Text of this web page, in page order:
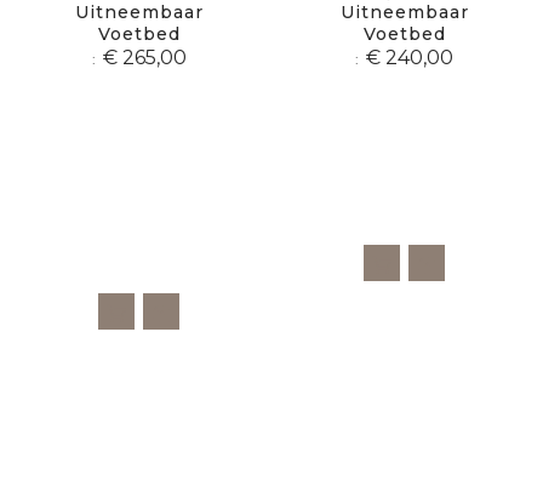
Uitneembaar
Voetbed
€ 265,00
Uitneembaar
Voetbed
€ 240,00